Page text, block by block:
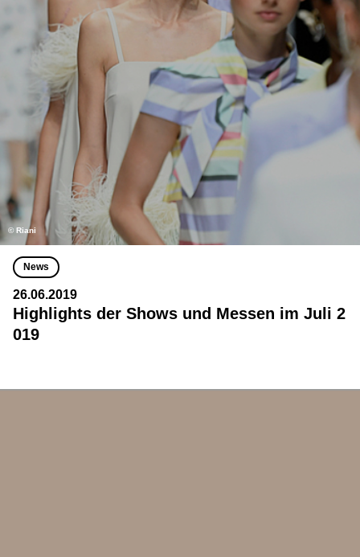
© Riani
News
26.06.2019
Highlights der Shows und Messen im Juli 2
019